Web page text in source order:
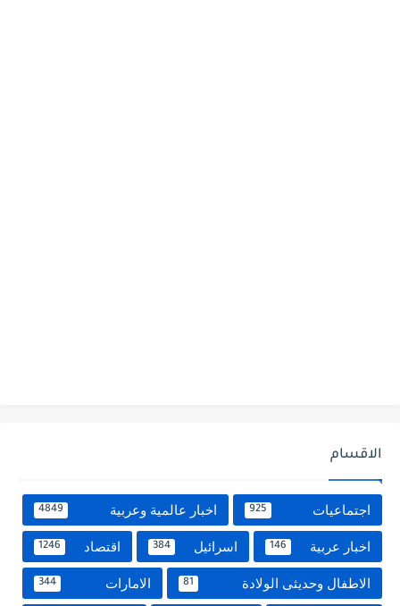
الاقسام
اجتماعيات 925 اخبار عالمية وعربية 4849
اخبار عربية 146 اسرائيل 384 اقتصاد 1246
الاطفال وحديثى الولادة 81 الامارات 344